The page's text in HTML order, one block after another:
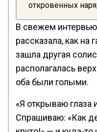
откровенных
В свежем
рассказала, как на
зашла другая
располагалась
оба были голыми.
«Я открываю глаза
Спрашиваю: «Как